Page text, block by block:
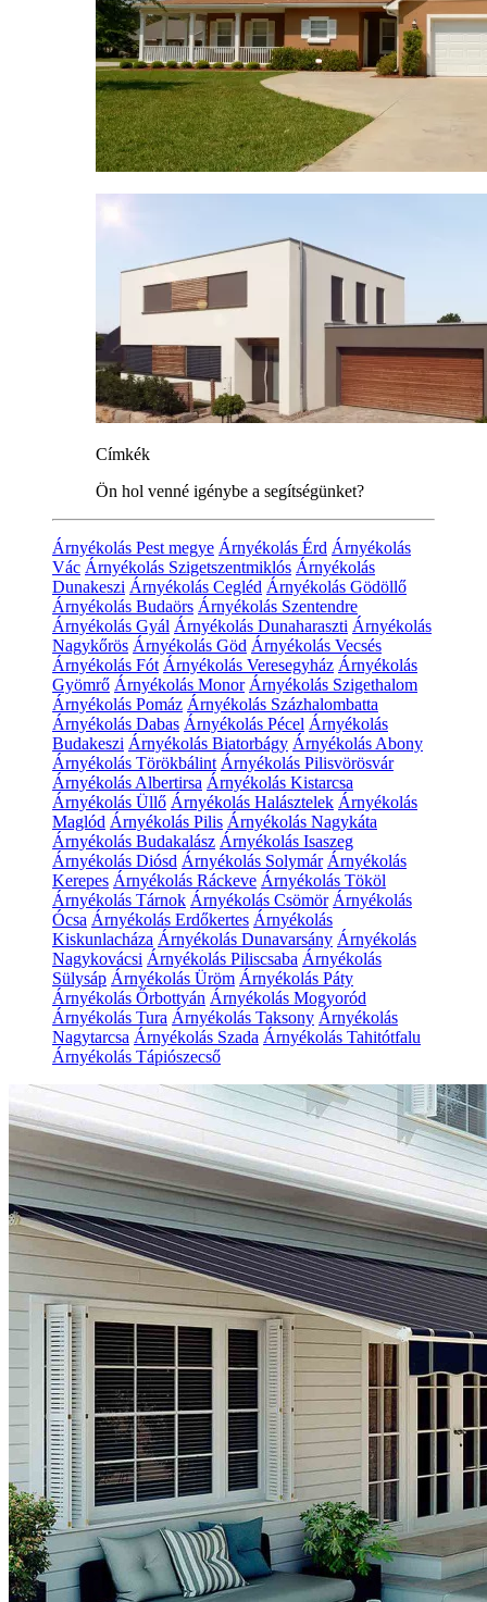
Címkék
Ön hol venné igénybe a segítségünket?
Árnyékolás Pest megye Árnyékolás Érd Árnyékolás
Vác Árnyékolás Szigetszentmiklós Árnyékolás
Dunakeszi Árnyékolás Cegléd Árnyékolás Gödöllő
Árnyékolás Budaörs Árnyékolás Szentendre
Árnyékolás Gyál Árnyékolás Dunaharaszti Árnyékolás
Nagykőrös Árnyékolás Göd Árnyékolás Vecsés
Árnyékolás Fót Árnyékolás Veresegyház Árnyékolás
Gyömrő Árnyékolás Monor Árnyékolás Szigethalom
Árnyékolás Pomáz Árnyékolás Százhalombatta
Árnyékolás Dabas Árnyékolás Pécel Árnyékolás
Budakeszi Árnyékolás Biatorbágy Árnyékolás Abony
Árnyékolás Törökbálint Árnyékolás Pilisvörösvár
Árnyékolás Albertirsa Árnyékolás Kistarcsa
Árnyékolás Üllő Árnyékolás Halásztelek Árnyékolás
Maglód Árnyékolás Pilis Árnyékolás Nagykáta
Árnyékolás Budakalász Árnyékolás Isaszeg
Árnyékolás Diósd Árnyékolás Solymár Árnyékolás
Kerepes Árnyékolás Ráckeve Árnyékolás Tököl
Árnyékolás Tárnok Árnyékolás Csömör Árnyékolás
Ócsa Árnyékolás Erdőkertes Árnyékolás
Kiskunlacháza Árnyékolás Dunavarsány Árnyékolás
Nagykovácsi Árnyékolás Piliscsaba Árnyékolás
Sülysáp Árnyékolás Üröm Árnyékolás Páty
Árnyékolás Őrbottyán Árnyékolás Mogyoród
Árnyékolás Tura Árnyékolás Taksony Árnyékolás
Nagytarcsa Árnyékolás Szada Árnyékolás Tahitótfalu
Árnyékolás Tápiószecső